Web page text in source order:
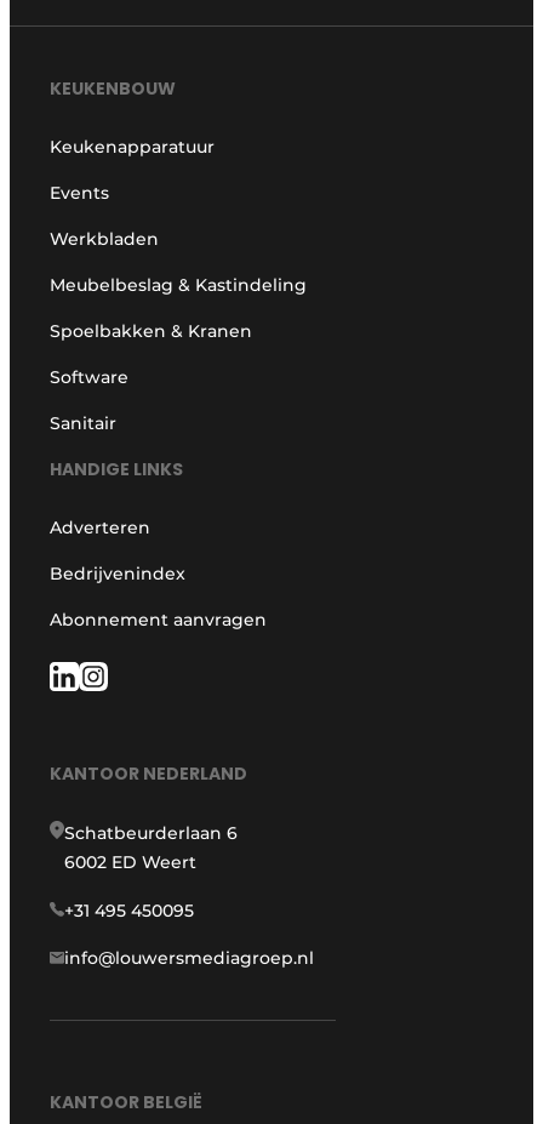
KEUKENBOUW
Keukenapparatuur
Events
Werkbladen
Meubelbeslag & Kastindeling
Spoelbakken & Kranen
Software
Sanitair
HANDIGE LINKS
Adverteren
Bedrijvenindex
Abonnement aanvragen
KANTOOR NEDERLAND
Schatbeurderlaan 6
6002 ED Weert
+31 495 450095
info@louwersmediagroep.nl
KANTOOR BELGIË